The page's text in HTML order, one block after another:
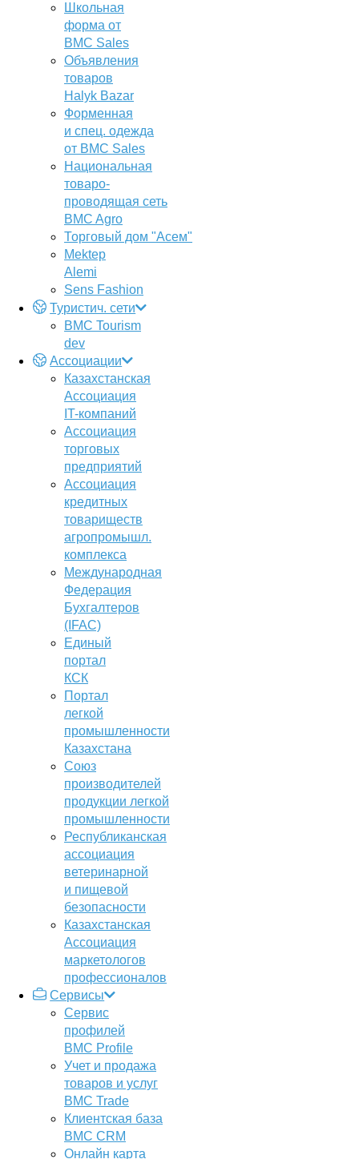
Школьная
форма от
BMC Sales
Объявления
товаров
Halyk Bazar
Форменная
и спец. одежда
от BMC Sales
Национальная
товаро-
проводящая сеть
BMC Agro
Торговый дом "Асем"
Mektep
Alemi
Sens Fashion
Туристич. сети
BMC Tourism
dev
Ассоциации
Казахстанская
Ассоциация
IT-компаний
Ассоциация
торговых
предприятий
Ассоциация
кредитных
товариществ
агропромышл.
комплекса
Международная
Федерация
Бухгалтеров
(IFAC)
Единый
портал
КСК
Портал
легкой
промышленности
Казахстана
Союз
производителей
продукции легкой
промышленности
Республиканская
ассоциация
ветеринарной
и пищевой
безопасности
Казахстанская
Ассоциация
маркетологов
профессионалов
Сервисы
Сервис
профилей
BMC Profile
Учет и продажа
товаров и услуг
BMC Trade
Клиентская база
BMC CRM
Онлайн карта